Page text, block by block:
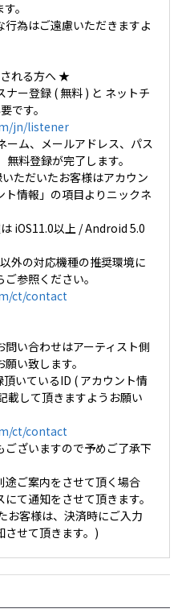
。
為はご遠慮いただきますよ
れる方へ ★
ー登録 ( 無料 ) と ネットチ
です。
jn/listener
ーム、メールアドレス、パス
料登録が完了します。
ただいたお客様はアカウン
ト情報」の項目よりニックネ
iOS11.0以上 / Android 5.0
外の対応機種の推奨環境に
参照ください。
ct/contact
い合わせはアーティスト側
い致します。
いているID ( アカウント情
載して頂きますようお願い
ct/contact
ざいますので予めご了承下
ご案内をさせて頂く場合
て通知をさせて頂きます。
お客様は、決済時にご入力
させて頂きます。)